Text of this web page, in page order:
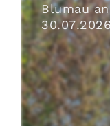
Blumau
30.07.